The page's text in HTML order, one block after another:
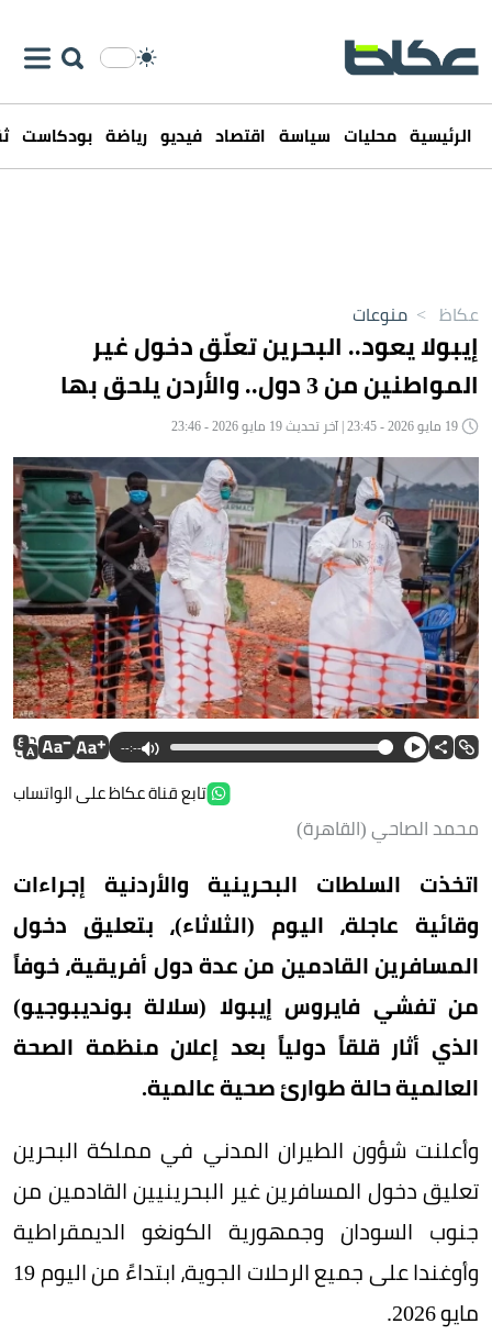
الرئيسية محليات سياسة اقتصاد فيديو رياضة بودكاست
عكاظ > منوعات
إيبولا يعود.. البحرين تعلّق دخول غير
المواطنين من 3 دول.. والأردن يلحق بها
--:--
تابع قناة عكاظ على الواتساب
محمد الصاحي (القاهرة)
اتخذت السلطات البحرينية والأردنية إجراءات
وقائية عاجلة، اليوم (الثلاثاء)، بتعليق دخول
المسافرين القادمين من عدة دول أفريقية، خوفاً
من تفشي فايروس إيبولا (سلالة بونديبوجيو)
الذي أثار قلقاً دولياً بعد إعلان منظمة الصحة
العالمية حالة طوارئ صحية عالمية.
وأعلنت شؤون الطيران المدني في مملكة البحرين
تعليق دخول المسافرين غير البحرينيين القادمين من
جنوب السودان وجمهورية الكونغو الديمقراطية
وأوغندا على جميع الرحلات الجوية، ابتداءً من اليوم 19
مايو 2026.